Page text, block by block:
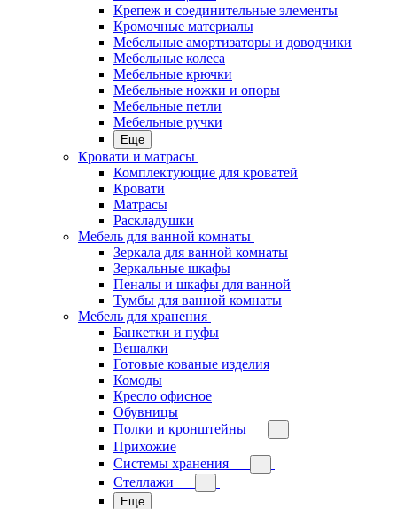
Крепеж и соединительные элементы
Кромочные материалы
Мебельные амортизаторы и доводчики
Мебельные колеса
Мебельные крючки
Мебельные ножки и опоры
Мебельные петли
Мебельные ручки
Еще
Кровати и матрасы
Комплектующие для кроватей
Кровати
Матрасы
Раскладушки
Мебель для ванной комнаты
Зеркала для ванной комнаты
Зеркальные шкафы
Пеналы и шкафы для ванной
Тумбы для ванной комнаты
Мебель для хранения
Банкетки и пуфы
Вешалки
Готовые кованые изделия
Комоды
Кресло офисное
Обувницы
Полки и кронштейны
Прихожие
Системы хранения
Стеллажи
Еще